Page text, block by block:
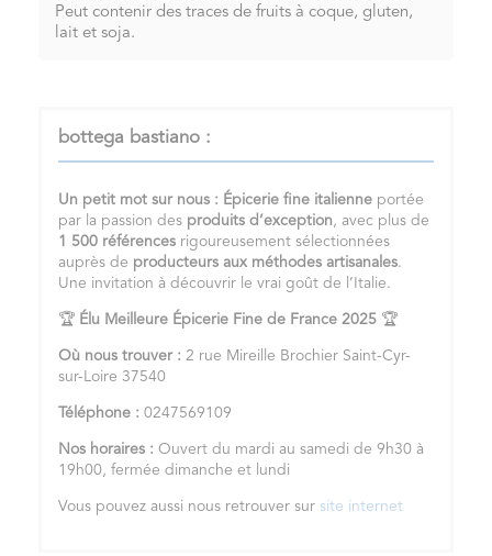
Peut contenir des traces de fruits à coque, gluten,
lait et soja.
bottega bastiano :
Un petit mot sur nous : Épicerie fine italienne portée
par la passion des produits d’exception, avec plus de
1 500 références rigoureusement sélectionnées
auprès de producteurs aux méthodes artisanales.
Une invitation à découvrir le vrai goût de l’Italie.
🏆 Élu Meilleure Épicerie Fine de France 2025 🏆
Où nous trouver : 2 rue Mireille Brochier Saint-Cyr-
sur-Loire 37540
Téléphone : 0247569109
Nos horaires : Ouvert du mardi au samedi de 9h30 à
19h00, fermée dimanche et lundi
Vous pouvez aussi nous retrouver sur site internet